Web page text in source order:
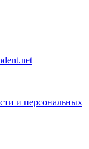
и персональных